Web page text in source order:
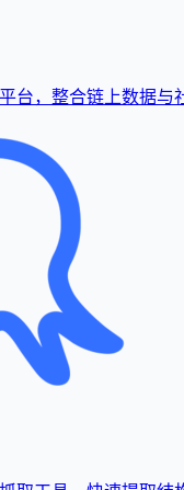
台，整合链上数据与